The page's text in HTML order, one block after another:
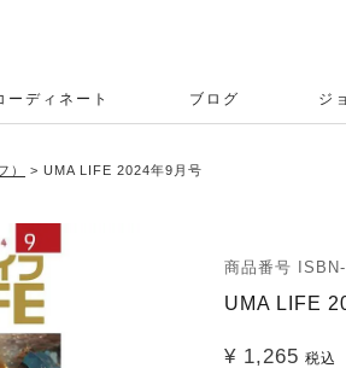
ーディネート ブログ ジ
） UMA LIFE 2024年9月号
商品番号
UMA LIFE
¥ 1,265 税込